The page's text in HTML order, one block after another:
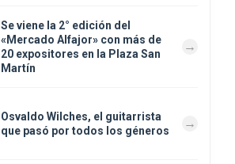
Se viene la 2° edición del
«Mercado Alfajor» con más de
20 expositores en la Plaza San
Martín
Osvaldo Wilches, el guitarrista
que pasó por todos los géneros